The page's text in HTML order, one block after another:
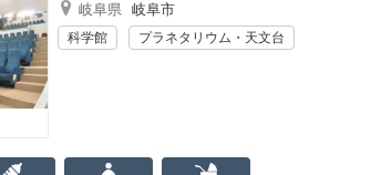
岐阜県 岐阜市
科学館 プラネタリウム・天文台